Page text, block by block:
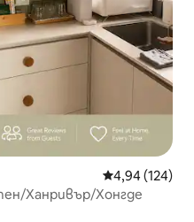
Средна
4,94 (124)
Ханривър/Хонгде